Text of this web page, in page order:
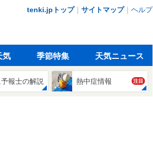
tenki.jpトップ｜ サイトマップ｜ ヘルプ
気 季節特集 天気ニュース
報士の解説 熱中症情報 注目